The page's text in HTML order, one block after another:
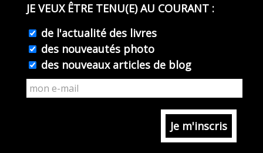
JE VEUX ÊTRE TENU(E) AU COURANT :
de l'actualité des livres
des nouveautés photo
des nouveaux articles de blog